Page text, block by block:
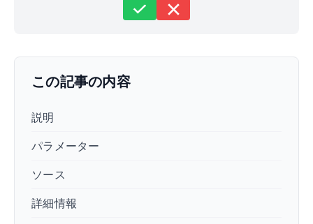
最終更新日: 2025年8月12日
この記事の内容
説明
パラメーター
ソース
詳細情報